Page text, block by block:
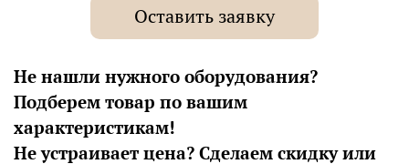
Оставить заявку
Не нашли нужного оборудования?
Подберем товар по вашим
характеристикам!
Не устраивает цена? Сделаем скидку или